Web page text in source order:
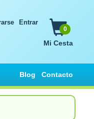
0
Mi Cesta
Entrar
Contacto
Blog